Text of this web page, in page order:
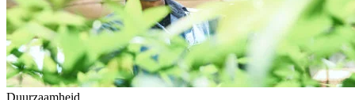
Duurzaamheid